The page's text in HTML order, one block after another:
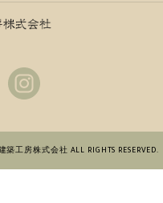
工房株式会社 ALL RIGHTS RESERVED.